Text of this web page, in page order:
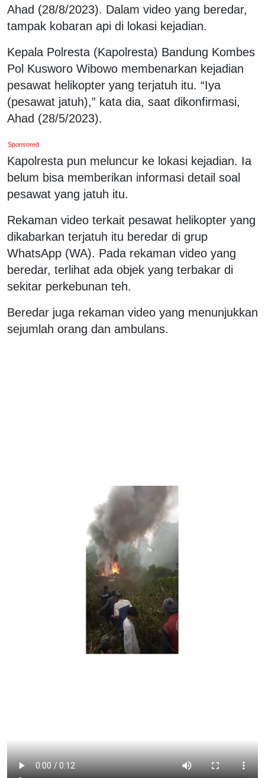
Ahad (28/8/2023). Dalam video yang beredar,
tampak kobaran api di lokasi kejadian.
Kepala Polresta (Kapolresta) Bandung Kombes
Pol Kusworo Wibowo membenarkan kejadian
pesawat helikopter yang terjatuh itu. “Iya
(pesawat jatuh),” kata dia, saat dikonfirmasi,
Ahad (28/5/2023).
Sponsored
Kapolresta pun meluncur ke lokasi kejadian. Ia
belum bisa memberikan informasi detail soal
pesawat yang jatuh itu.
Rekaman video terkait pesawat helikopter yang
dikabarkan terjatuh itu beredar di grup
WhatsApp (WA). Pada rekaman video yang
beredar, terlihat ada objek yang terbakar di
sekitar perkebunan teh.
Beredar juga rekaman video yang menunjukkan
sejumlah orang dan ambulans.